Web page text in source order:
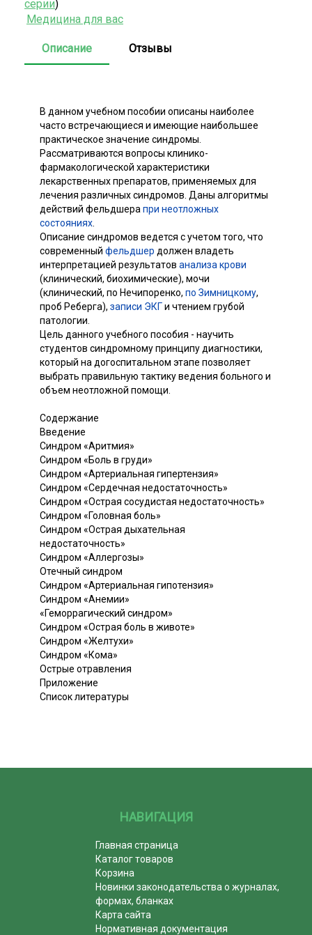
серии)
Медицина для вас
Описание Отзывы
В данном учебном пособии описаны наиболее
часто встречающиеся и имеющие наибольшее
практическое значение синдромы.
Рассматриваются вопросы клинико-
фармакологической характеристики
лекарственных препаратов, применяемых для
лечения различных синдромов. Даны алгоритмы
действий фельдшера при неотложных
состояниях
Описание синдромов ведется с учетом того, что
современный фельдшер должен владеть
интерпретацией результатов анализа крови
(клинический, биохимические), мочи
(клинический, по Нечипоренко, по Зимницкому,
проб Реберга), записи ЭКГи чтением грубой
патологии.
Цель данного учебного пособия - научить
студентов синдромному принципу диагностики,
который на догоспитальном этапе позволяет
выбрать правильную тактику ведения больного и
объем неотложной помощи.
Содержание
Введение
Синдром «Аритмия»
Синдром «Боль в груди»
Синдром «Артериальная гипертензия»
Синдром «Сердечная недостаточность»
Синдром «Острая сосудистая недостаточность»
Синдром «Головная боль»
Синдром «Острая дыхательная
недостаточность»
Синдром «Аллергозы»
Отечный синдром
Синдром «Артериальная гипотензия»
Синдром «Анемии»
«Геморрагический синдром»
Синдром «Острая боль в животе»
Синдром «Желтухи»
Синдром «Кома»
Острые отравления
Приложение
Список литературы
НАВИГАЦИЯ
Главная страница
Каталог товаров
Корзина
Новинки законодательства о журналах,
формах, бланках
Карта сайта
Нормативная документация